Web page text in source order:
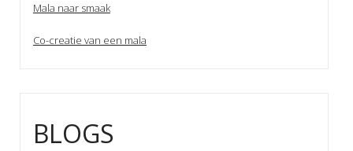
Mala naar smaak
Co-creatie van een mala
BLOGS